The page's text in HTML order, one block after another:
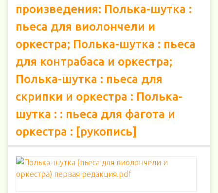
произведения: Полька-шутка :
пьеса для виолончели и
оркестра; Полька-шутка : пьеса
для контрабаса и оркестра;
Полька-шутка : пьеса для
скрипки и оркестра : Полька-
шутка : : пьеса для фагота и
оркестра : [рукопись]